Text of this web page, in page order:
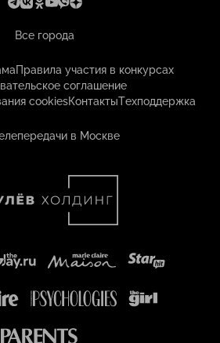
Все города
Правила участия в конкурсах
соглашение
cookiesКонтактыТехподдержка
в Москве